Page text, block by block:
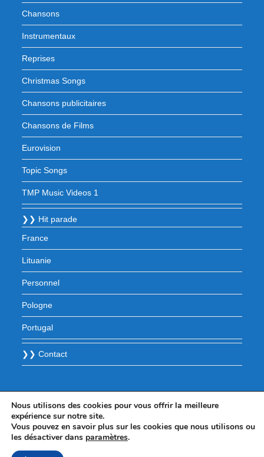
Chansons
Instrumentaux
Reprises
Christmas Songs
Chansons publicitaires
Chansons de Films
Eurovision
Topic Songs
TMP Music Videos 1
❯❯ Hit parade
France
Lituanie
Personnel
Pologne
Portugal
❯❯ Contact
Nous utilisons des cookies pour vous offrir la meilleure
expérience sur notre site.
Vous pouvez en savoir plus sur les cookies que nous utilisons ou
les désactiver dans paramètres.